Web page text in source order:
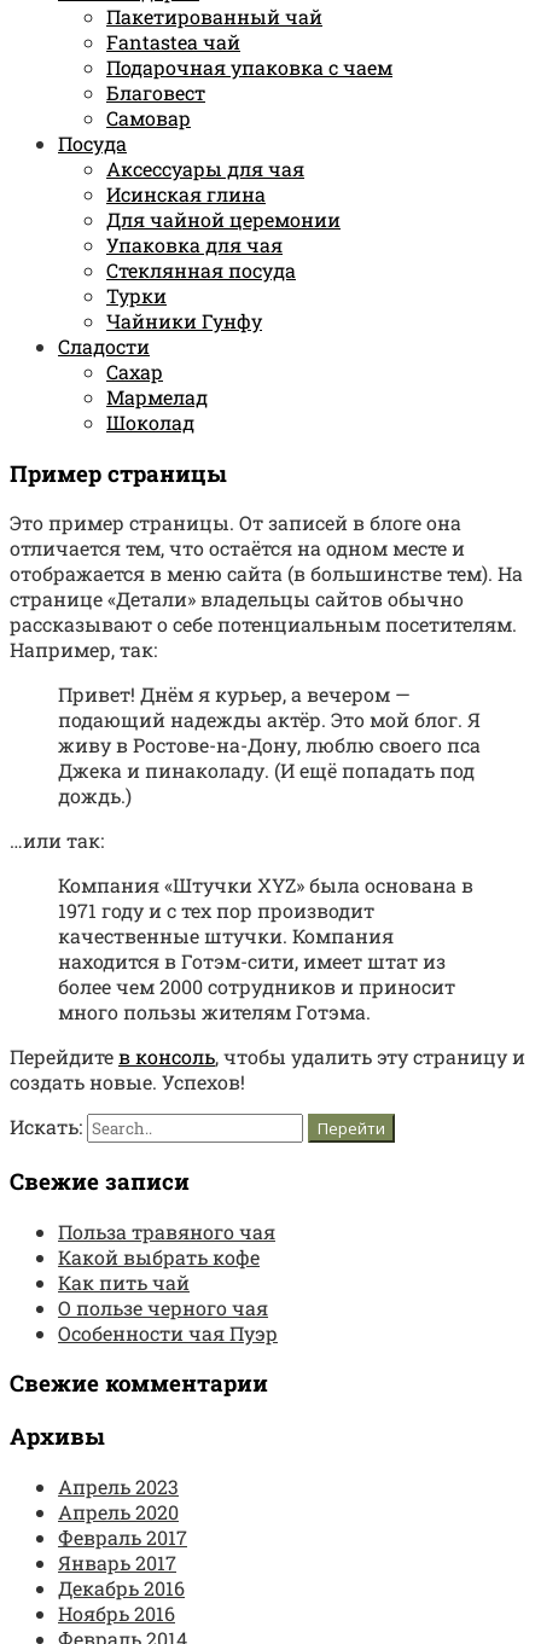
Пакетированный чай
Fantastea чай
Подарочная упаковка с чаем
Благовест
Самовар
Посуда
Аксессуары для чая
Исинская глина
Для чайной церемонии
Упаковка для чая
Стеклянная посуда
Турки
Чайники Гунфу
Сладости
Сахар
Мармелад
Шоколад
Пример страницы
Это пример страницы. От записей в блоге она
отличается тем, что остаётся на одном месте и
отображается в меню сайта (в большинстве тем). На
странице «Детали» владельцы сайтов обычно
рассказывают о себе потенциальным посетителям.
Например, так:
Привет! Днём я курьер, а вечером —
подающий надежды актёр. Это мой блог. Я
живу в Ростове-на-Дону, люблю своего пса
Джека и пинаколаду. (И ещё попадать под
дождь.)
…или так:
Компания «Штучки XYZ» была основана в
1971 году и с тех пор производит
качественные штучки. Компания
находится в Готэм-сити, имеет штат из
более чем 2000 сотрудников и приносит
много пользы жителям Готэма.
Перейдитев консоль, чтобы удалить эту страницу и
создать новые. Успехов!
Искать:
Свежие записи
Польза травяного чая
Какой выбрать кофе
Как пить чай
О пользе черного чая
Особенности чая Пуэр
Свежие комментарии
Архивы
Апрель 2023
Апрель 2020
Февраль 2017
Январь 2017
Декабрь 2016
Ноябрь 2016
Февраль 2014